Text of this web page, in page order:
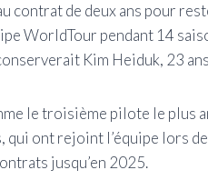
contrat de deux ans pour
WorldTour pendant 14
Kim Heiduk, 23
le troisième pilote le plus
qui ont rejoint l’équipe lors
jusqu’en 2025.